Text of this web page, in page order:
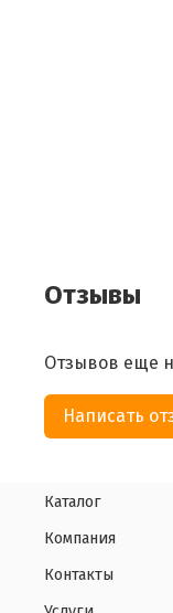
Отзывы
Отзывов еще
Написать
Каталог
Компания
Контакты